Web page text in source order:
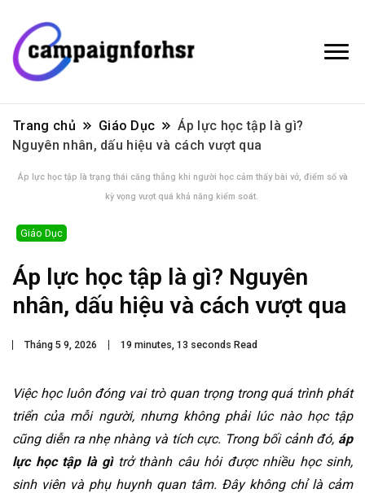
Trang chủ Giáo Dục
Áp lực học tập là gì?
Nguyên nhân, dấu hiệu và cách vượt qua
Áp lực học tập là trạng thái căng thẳng khi người học cảm thấy bài vở, điểm số và
kỳ vọng vượt quá khả năng kiểm soát.
Giáo Dục
Áp lực học tập là gì? Nguyên
nhân, dấu hiệu và cách vượt qua
Tháng 5 9, 2026 19 minutes, 13 seconds Read
Việc học luôn đóng vai trò quan trọng trong quá trình phát
triển của mỗi người, nhưng không phải lúc nào học tập
cũng diễn ra nhẹ nhàng và tích cực. Trong bối cảnh đó, áp
lực học tập là gìtrở thành câu hỏi được nhiều học sinh,
sinh viên và phụ huynh quan tâm. Đây không chỉ là cảm